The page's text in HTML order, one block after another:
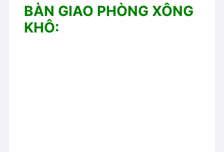
BÀN GIAO PHÒNG XÔNG
KHÔ: